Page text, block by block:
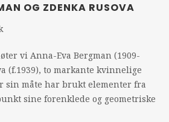
OG ZDENKA RUSOVA
vi Anna-Eva Bergman (1909-
(f.1939), to markante kvinnelige
sin måte har brukt elementer fra
sine forenklede og geometriske